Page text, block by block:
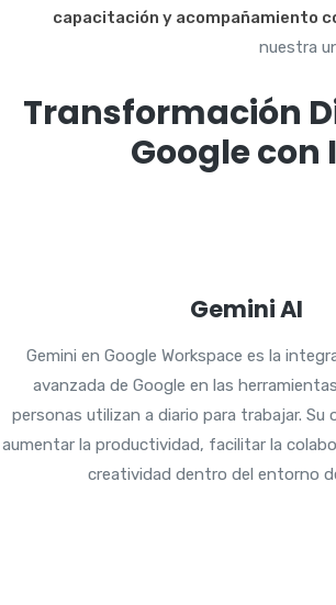
capacitación y acompañamiento
nuestra
Transformación
Google con
Gemini AI
Gemini en Google Workspace es la
avanzada de Google en las
personas utilizan a diario para trabajar. Su
aumentar la productividad, facilitar la
creatividad dentro del entorno